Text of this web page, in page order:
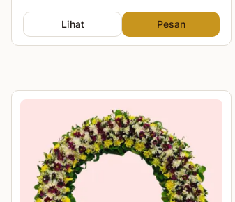
Lihat Pesan